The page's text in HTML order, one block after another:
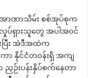
အာဏာသိမ်း စစ်အုပ်စုက
ရှားသူတွေ အပါအဝင်
ပြီး အဲဒီအထဲက
ာ နိုင်ငံတဝန်းရှိ အကျ
ညှဉ်းပန်းနှိပ်စက်နေတာ